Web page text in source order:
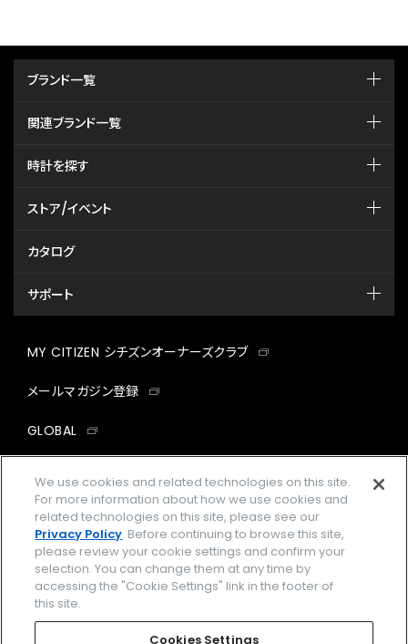
ブランド一覧
関連ブランド一覧
時計を探す
ストア/イベント
カタログ
サポート
MY CITIZEN シチズンオーナーズクラブ
メールマガジン登録
GLOBAL
facebookinstagramtwitter
企業情報 ご利用規約
プライバシーポリシー Cookies Settings
We use cookies and related technologies on this site.
For more information about how we use cookies and
related technologies on this site, please see our
Privacy Policy. Before continuing to browse this site,
please review your cookie settings and confirm your
selection. You can change them at any time by
accessing the "Cookie Settings" link in the footer of
this site.
Cookies Settings